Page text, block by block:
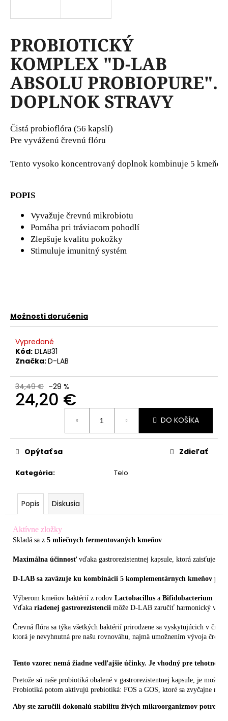
PROBIOTICKÝ
KOMPLEX "D-LAB
ABSOLU PROBIOPURE".
DOPLNOK STRAVY
Čistá probioflóra (56 kapslí)
Pre vyváženú črevnú flóru
Tento vysoko koncentrovaný doplnok kombinuje 5
POPIS
Vyvažuje črevnú mikrobiotu
Pomáha pri tráviacom pohodlí
Zlepšuje kvalitu pokožky
Stimuluje imunitný systém
Možnosti doručenia
Vypredané
Kód: DLAB31
Značka:D-LAB
34,49 € –29 %
24,20 €
DO KOŠÍKA
Kategória: Telo
Opýtať sa Zdieľať
Popis Diskusia
Aktívne zložky
Skladá sa z 5 mliečnych fermentovaných kmeňov
Maximálna účinnosť vďaka gastrorezistentnej kapsule, ktorá zaisťuje
Výberom kmeňov baktérií z rodov Lactobacillus a Bifidobacterium
Vďaka riadenej gastrorezistencii môže D-LAB zaručiť harmonický
Črevná flóra sa týka všetkých baktérií prirodzene sa vyskytujúcich v
ktorá je nevyhnutná pre našu rovnováhu, najmä umožnením vývoja
Tento vzorec nemá žiadne vedľajšie účinky. Je vhodný pre tehotné a /
Pretože sú naše probiotiká obalené v gastrorezistentnej kapsule, je
Probiotiká potom aktivujú prebiotiká: FOS a GOS, ktoré sa zvyčajne
Aby ste zaručili dokonalú stabilitu živých mikroorganizmov
s
ť
?
O
o
DÝKA
24,90